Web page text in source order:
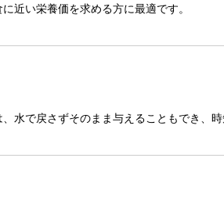
近い栄養価を求める方に最適です。
で戻さずそのまま与えることもでき、時